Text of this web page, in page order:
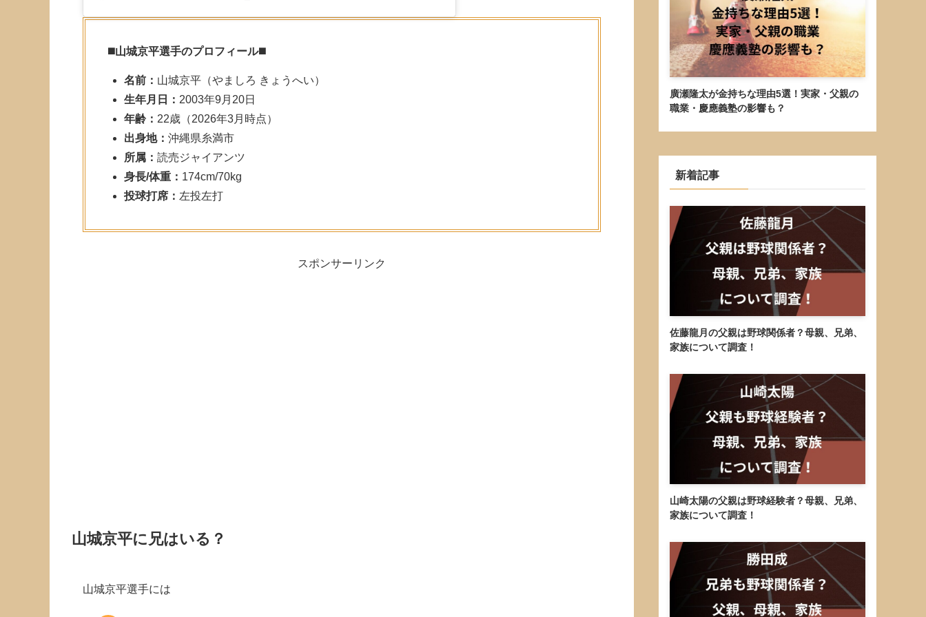
◼️山城京平選手のプロフィール◼️
名前： 山城京平（やましろ きょうへい）
生年月日： 2003年9月20日
年齢： 22歳（2026年3月時点）
出身地： 沖縄県糸満市
所属： 読売ジャイアンツ
身長/体重： 174cm/70kg
投球打席： 左投左打
スポンサーリンク
山城京平に兄はいる？
山城京平選手には
廣瀬隆太が金持ちな理由5選！実家・父親の
職業・慶應義塾の影響も？
新着記事
佐藤龍月の父親は野球関係者？母親、兄弟、
家族について調査！
山崎太陽の父親は野球経験者？母親、兄弟、
家族について調査！